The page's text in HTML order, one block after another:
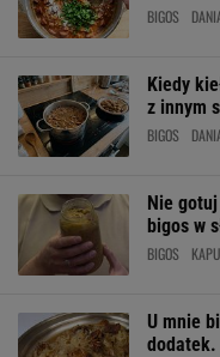
BIGOS
Kiedy
z innym
BIGOS
Nie
bigos w
BIGOS
U mnie